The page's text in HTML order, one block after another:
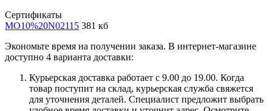
Сертификаты
MO10%20N02115 381 кб
Экономьте время на получении заказа. В интернет-магазине
доступно 4 варианта доставки:
Курьерская доставка работает с 9.00 до 19.00. Когда
товар поступит на склад, курьерская служба свяжется
для уточнения деталей. Специалист предложит выбрать